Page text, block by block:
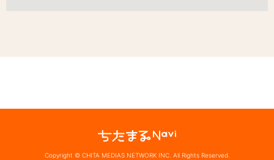
Copyright © CHITA MEDIAS NETWORK INC. All Rights Reserved.